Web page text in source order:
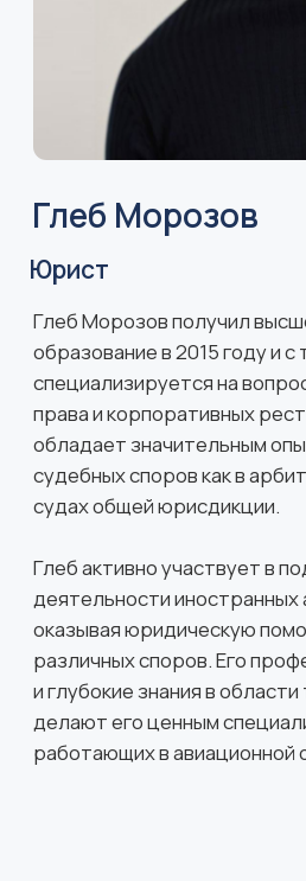
Свяжитесь с
нами, чтобы
договориться
о встрече
+7 495 760-12-24